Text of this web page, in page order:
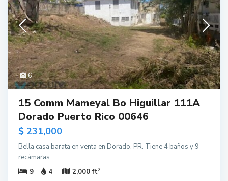
6
15 Comm Mameyal Bo Higuillar 111A
Dorado Puerto Rico 00646
$ 231,000
Bella casa barata en venta en Dorado, PR. Tiene 4 baños y 9
recámaras.
9
4 2,000 ft2